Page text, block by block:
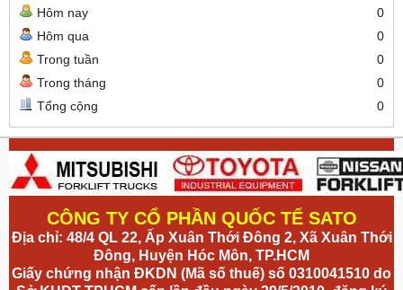
Hôm nay
0
Hôm qua
0
Trong tuần
0
Trong tháng
0
Tổng cộng
0
CÔNG TY CỔ PHẦN QUỐC TẾ SATO
Địa chỉ: 48/4 QL 22, Ấp Xuân Thới Đông 2, Xã Xuân Thới
Đông, Huyện Hóc Môn, TP.HCM
Giấy chứng nhận ĐKDN (Mã số thuế) số 0310041510 do